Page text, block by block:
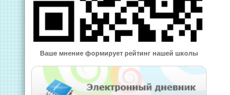
Ваше мнение формирует рейтинг нашей школы